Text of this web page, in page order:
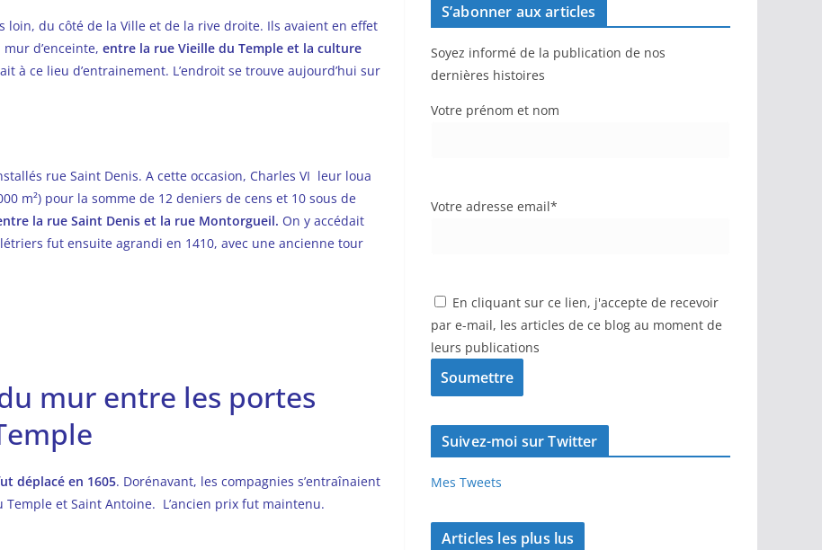
loin, du côté de la Ville et de la rive droite. Ils avaient en effet
d’enceinte, entre la rue Vieille du Temple et la culture
à ce lieu d’entrainement. L’endroit se trouve aujourd’hui sur
rue Saint Denis. A cette occasion, Charles VI leur loua
m²) pour la somme de 12 deniers de cens et 10 sous de
la rue Saint Denis et la rue Montorgueil. On y accédait
fut ensuite agrandi en 1410, avec une ancienne tour
mur entre les portes
déplacé en 1605. Dorénavant, les compagnies s’entraînaient
et Saint Antoine. L’ancien prix fut maintenu.
S’abonner aux articles
Soyez informé de la publication de nos
dernières histoires
Votre prénom et nom
Votre adresse email*
En cliquant sur ce lien, j'accepte de recevoir
par e-mail, les articles de ce blog au moment de
leurs publications
Suivez-moi sur Twitter
Mes Tweets
Articles les plus lus